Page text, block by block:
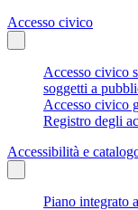
Accesso civico
Accesso civico
soggetti a
Accesso civico
Registro degli
Accessibilità e
Piano integrato